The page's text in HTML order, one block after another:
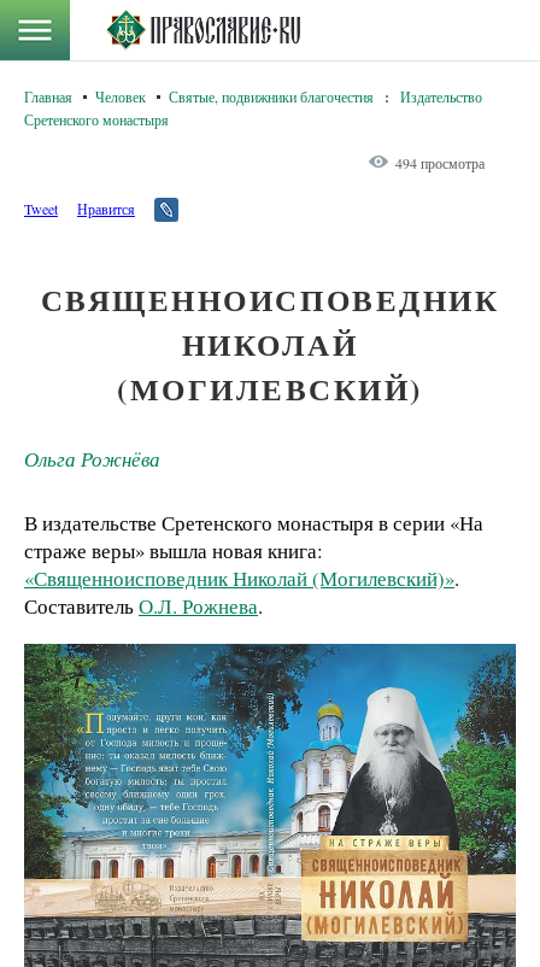
Главная Человек Святые, подвижники благочестия :
Издательство
Сретенского монастыря
494 просмотра
Tweet Нравится
СВЯЩЕННОИСПОВЕДНИК
НИКОЛАЙ
(МОГИЛЕВСКИЙ)
Ольга Рожнёва
В издательстве Сретенского монастыря в серии «На
страже веры» вышла новая книга:
«Священноисповедник Николай (Могилевский)».
СоставительО.Л. Рожнева.